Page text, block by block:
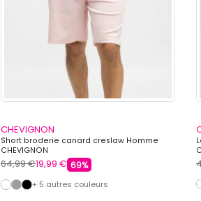
CHEVIGNON
Short broderie canard creslaw Homme
CHEVIGNON
64,99 €19,99 € 69%
+ 5 autres couleurs